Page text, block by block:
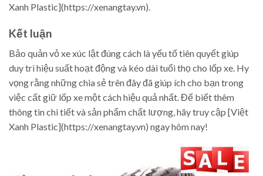
Xanh Plastic](https://xenangtay.vn).
Kết luận
Bảo quản vỏ xe xúc lật đúng cách là yếu tố tiên quyết giúp
duy trì hiệu suất hoạt động và kéo dài tuổi thọ cho lốp xe. Hy
vọng rằng những chia sẻ trên đây đã giúp ích cho bạn trong
việc cất giữ lốp xe một cách hiệu quả nhất. Để biết thêm
thông tin chi tiết và sản phẩm chất lượng, hãy truy cập [Việt
Xanh Plastic](https://xenangtay.vn) ngay hôm nay!